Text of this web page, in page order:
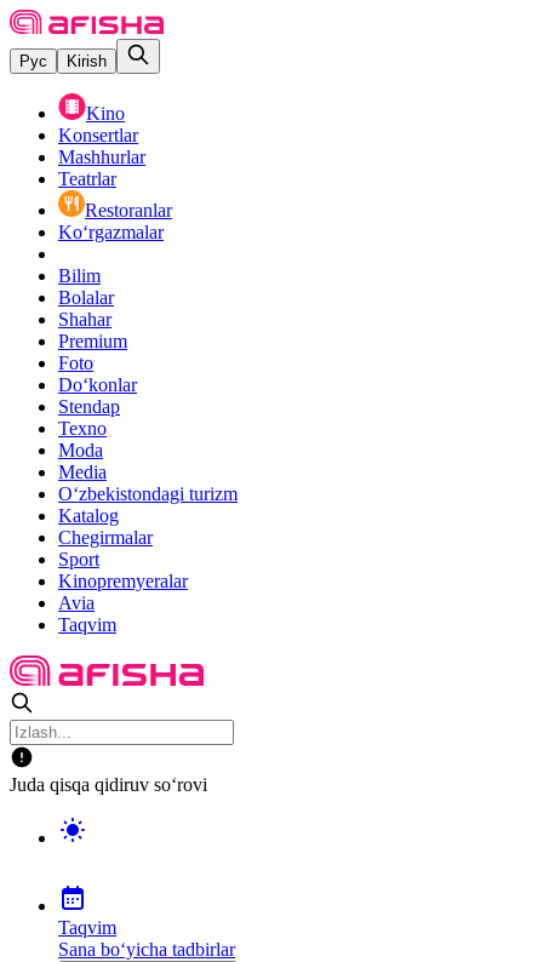
Рус Kirish
Kino
Konsertlar
Mashhurlar
Teatrlar
Restoranlar
Ko‘rgazmalar
Bilim
Bolalar
Shahar
Premium
Foto
Do‘konlar
Stendap
Texno
Moda
Media
O‘zbekistondagi turizm
Katalog
Chegirmalar
Sport
Kinopremyeralar
Avia
Taqvim
Juda qisqa qidiruv so‘rovi
Taqvim
Sana bo‘yicha tadbirlar